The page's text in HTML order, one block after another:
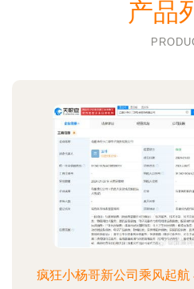
产品
疯狂小杨哥新公司乘风起